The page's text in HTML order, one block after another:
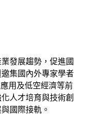
發展趨勢，促進國
集國內外專家學者
用及低空經濟等前
人才培育與技術創
國際接軌。